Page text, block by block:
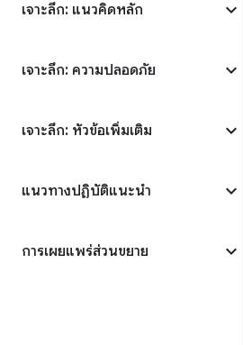
เจาะลึก: แนวคิดหลัก
เจาะลึก: ความปลอดภัย
เจาะลึก: หัวข้อเพิ่มเติม
แนวทางปฏิบัติแนะนำ
การเผยแพร่ส่วนขยาย